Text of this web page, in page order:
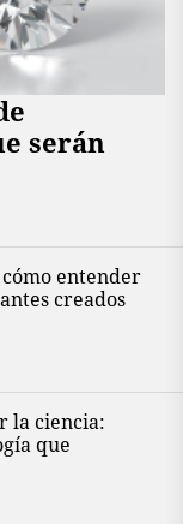
serán
entender
creados
la ciencia:
que